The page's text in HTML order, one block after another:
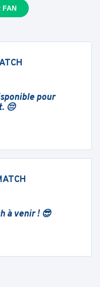
FAN
pour
😔
à venir ! 😎